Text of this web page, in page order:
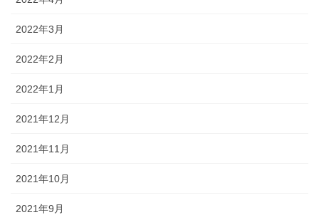
2022年3月
2022年2月
2022年1月
2021年12月
2021年11月
2021年10月
2021年9月